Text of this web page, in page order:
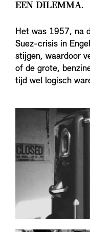
EEN DILEMMA.
Het was 1957, na
Suez-crisis in
stijgen, waardoor
of de grote,
tijd wel logisch